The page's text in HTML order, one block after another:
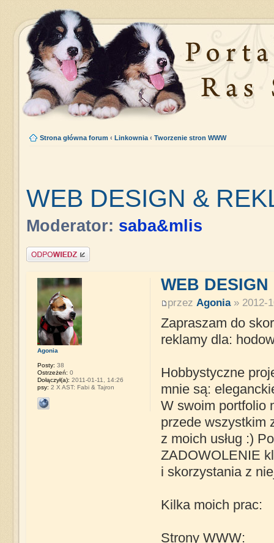
Strona główna forum ‹ Linkownia ‹ Tworzenie stron WWW
WEB DESIGN &
Moderator: saba&mlis
Napisz komentarz
WEB
przez Agonia» 2012-
Zapraszam do
reklamy dla:
Hobbystyczne
mnie są:
W swoim portfolio
przede wszystkim
z moich usług :)
ZADOWOLENIE
i skorzystania z
Kilka moich prac:
Strony WWW:
Agonia
Posty: 38
Ostrzeżeń: 0
Dołączył(a): 2011-01-11, 14:26
psy: 2 X AST: Fabi & Tajron